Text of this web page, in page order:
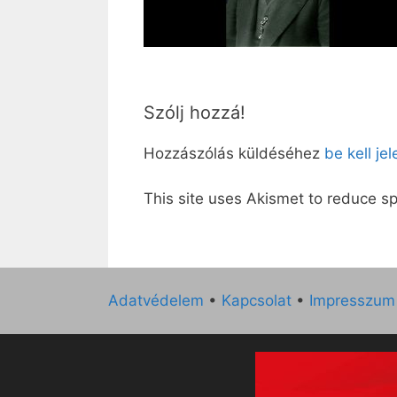
Szólj hozzá!
Hozzászólás küldéséhez be kell
This site uses Akismet to reduce
Adatvédelem • Kapcsolat • Impresszum